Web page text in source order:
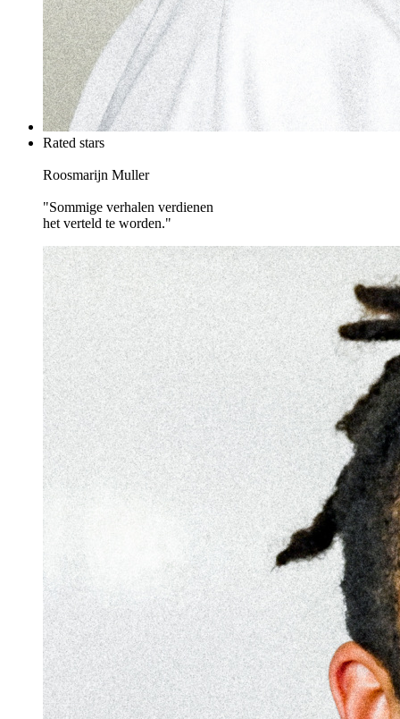
Rated stars
Roosmarijn Muller
"Sommige verhalen verdienen
het verteld te worden."